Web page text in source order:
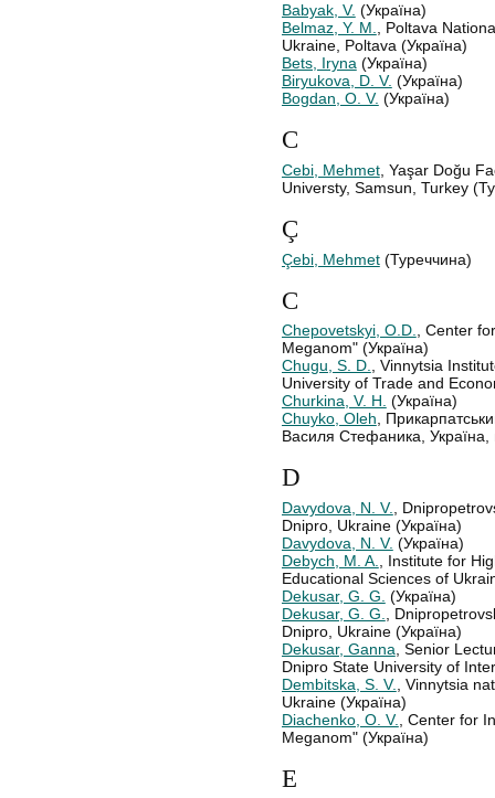
Babyak, V. (Україна)
Belmaz, Y. M., Poltava
Ukraine, Poltava (Україна)
Bets, Iryna(Україна)
Biryukova, D. V. (Україна)
Bogdan, O. V. (Україна)
C
Cebi, Mehmet, Yaşar Doğu
Universty, Samsun, Turkey
Ç
Çebi, Mehmet(Туреччина)
C
Chepovetskyi, O.D., Center
Meganom" (Україна)
Chugu, S. D., Vinnytsia
University of Trade and
Churkina, V. H. (Україна)
Chuyko, Oleh,
Василя Стефаника, Україна,
D
Davydova, N. V.
,
Dnipro, Ukraine (Україна)
Davydova, N. V. (Україна)
Debych, M. A.
, Institute for
Educational Sciences of
Dekusar, G. G. (Україна)
Dekusar, G. G.
,
Dnipro, Ukraine (Україна)
Dekusar, Ganna , Senior
Dnipro State University of
Dembitska, S. V.
, Vinnytsia
Ukraine (Україна)
Diachenko, O. V.
, Center for
Meganom" (Україна)
E